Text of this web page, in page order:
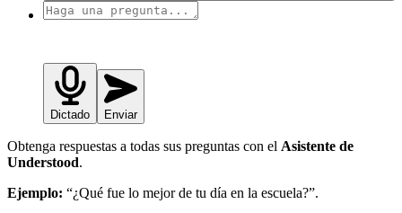
Dictado Enviar
Obtenga respuestas a todas sus preguntas con el Asistente de
Understood.
Ejemplo: “¿Qué fue lo mejor de tu día en la escuela?”.